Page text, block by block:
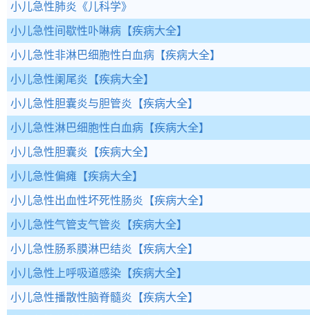
小儿急性肺炎 《儿科学》
小儿急性间歇性卟啉病 【疾病大全】
小儿急性非淋巴细胞性白血病 【疾病大全】
小儿急性阑尾炎 【疾病大全】
小儿急性胆囊炎与胆管炎 【疾病大全】
小儿急性淋巴细胞性白血病 【疾病大全】
小儿急性胆囊炎 【疾病大全】
小儿急性偏瘫 【疾病大全】
小儿急性出血性坏死性肠炎 【疾病大全】
小儿急性气管支气管炎 【疾病大全】
小儿急性肠系膜淋巴结炎 【疾病大全】
小儿急性上呼吸道感染 【疾病大全】
小儿急性播散性脑脊髓炎 【疾病大全】